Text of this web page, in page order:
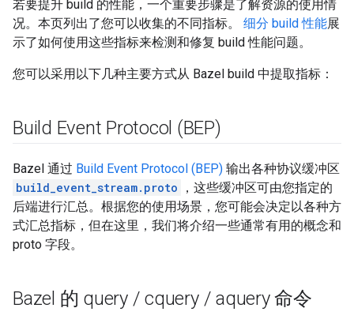
若要提升 build 的性能，一个重要步骤是了解资源的使用情
况。本页列出了您可以收集的不同指标。 细分 build 性能展
示了如何使用这些指标来检测和修复 build 性能问题。
您可以采用以下几种主要方式从 Bazel build 中提取指标：
Build Event Protocol (BEP)
Bazel 通过 Build Event Protocol (BEP) 输出各种协议缓冲区
build_event_stream.proto
，这些缓冲区可由您指定的
后端进行汇总。根据您的使用场景，您可能会决定以各种方
式汇总指标，但在这里，我们将介绍一些通常有用的概念和
proto 字段。
Bazel 的 query / cquery / aquery 命令